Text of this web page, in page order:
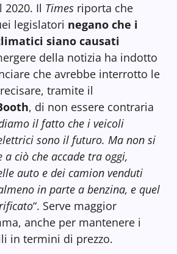
2020. Il Times riporta che
legislatori negano che i
siano causati
della notizia ha indotto
che avrebbe interrotto le
tramite il
, di non essere contraria
il fatto che i veicoli
sono il futuro. Ma non si
ciò che accade tra oggi,
auto e dei camion venduti
in parte a benzina, e quel
“. Serve maggior
anche per mantenere i
in termini di prezzo.